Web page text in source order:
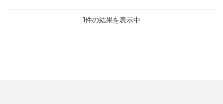
1件の結果を表示中